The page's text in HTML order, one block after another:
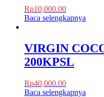
Rp10,000.00
Baca selengkapnya
VIRGIN
200KPSL
Rp40,000.00
Baca selengkapnya